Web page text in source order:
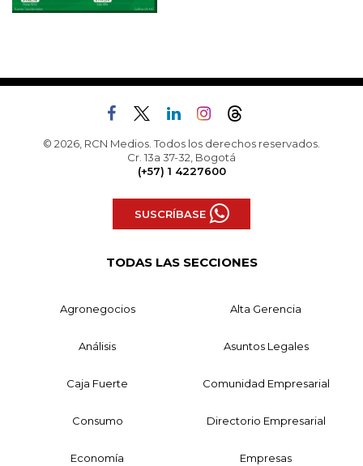
© 2026, RCN Medios. Todos los derechos reservados.
Cr. 13a 37-32, Bogotá
(+57) 1 4227600
SUSCRÍBASE
TODAS LAS SECCIONES
Agronegocios Alta Gerencia
Análisis Asuntos Legales
Caja Fuerte Comunidad Empresarial
Consumo Directorio Empresarial
Economía Empresas